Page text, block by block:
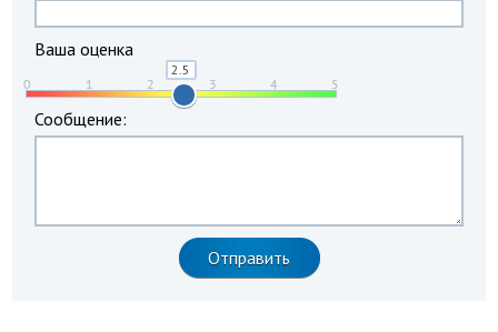
Ваша оценка
Сообщение: